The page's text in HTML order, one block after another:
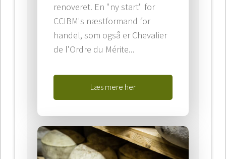
renoveret. En "ny start" for
CCIBM's næstformand for
handel, som også er Chevalier
de l'Ordre du Mérite...
Læs mere her